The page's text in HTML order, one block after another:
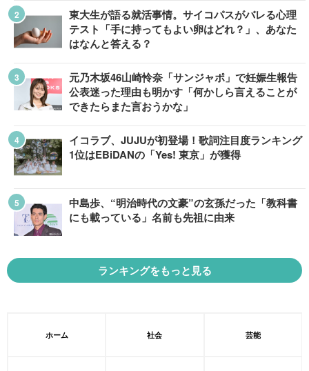
東大生が語る就活事情。サイコパスがバレる心理
テスト「手に持ってもよい卵はどれ？」、あなた
はなんと答える？
元乃木坂46山崎怜奈「サンジャポ」で妊娠生報告
公表迷った理由も明かす「何かしら言えることが
できたらまた言おうかな」
イコラブ、JUJUが初登場！歌詞注目度ランキング
1位はEBiDANの「Yes! 東京」が獲得
中島歩、“明治時代の文豪”の玄孫だった「教科書
にも載っている」名前も先祖に由来
ランキングをもっと見る
ホーム 社会 芸能